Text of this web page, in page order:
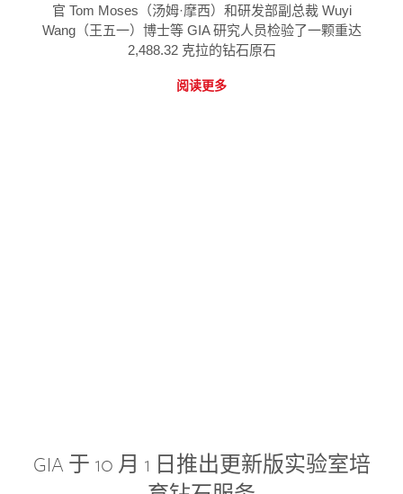
官 Tom Moses（汤姆·摩西）和研发部副总裁 Wuyi
Wang（王五一）博士等 GIA 研究人员检验了一颗重达
2,488.32 克拉的钻石原石
阅读更多
GIA 于 10 月 1 日推出更新版实验室培